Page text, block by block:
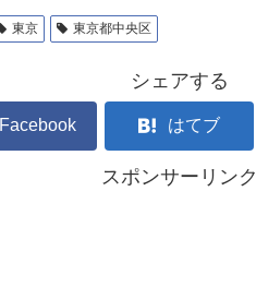
東京 東京都中央区
シェアする
Facebook はてブ
スポンサーリンク